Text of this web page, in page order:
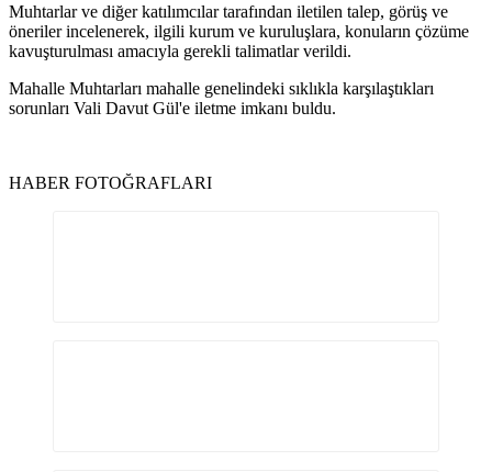
Muhtarlar ve diğer katılımcılar tarafından iletilen talep, görüş ve
öneriler incelenerek, ilgili kurum ve kuruluşlara, konuların çözüme
kavuşturulması amacıyla gerekli talimatlar verildi.
Mahalle Muhtarları mahalle genelindeki sıklıkla karşılaştıkları
sorunları Vali Davut Gül'e iletme imkanı buldu.
HABER FOTOĞRAFLARI